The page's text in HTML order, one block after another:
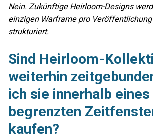
Nein. Zukünftige Heirloom-Designs
einzigen Warframe pro
strukturiert.
Sind Heirloom-
weiterhin
ich sie innerhalb eines
begrenzten
kaufen?